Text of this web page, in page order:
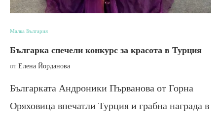
Малка България
Българка спечели конкурс за красота в Турция
от Елена Йорданова
Българката Андроники Първанова от Горна
Оряховица впечатли Турция и грабна награда в